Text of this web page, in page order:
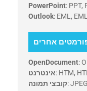
PowerPoint: PPT,
Outlook: EML,
אחרים
OpenDocument:
אינטרנט: HTM,
קובצי תמונה: